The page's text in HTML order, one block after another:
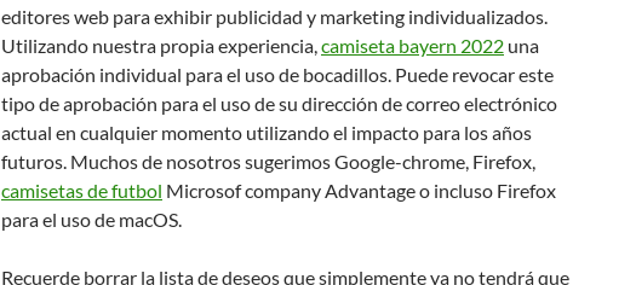
editores web para exhibir publicidad y marketing individualizados.
Utilizando nuestra propia experiencia,camiseta bayern 2022 una
aprobación individual para el uso de bocadillos. Puede revocar este
tipo de aprobación para el uso de su dirección de correo electrónico
actual en cualquier momento utilizando el impacto para los años
futuros. Muchos de nosotros sugerimos Google-chrome, Firefox,
camisetas de futbol Microsof company Advantage o incluso Firefox
para el uso de macOS.
Recuerde borrar la lista de deseos que simplemente ya no tendrá que